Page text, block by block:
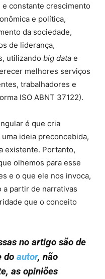
e constante crescimento
e política,
da sociedade,
de liderança,
utilizando big data e
melhores serviços
trabalhadores e
ISO ABNT 37122).
é que cria
ideia preconcebida,
existente. Portanto,
olhemos para esse
e o que ele nos invoca,
partir de narrativas
que o conceito
no artigo são de
do autor, não
as opiniões